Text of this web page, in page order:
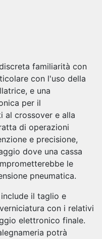
familiarità con
con l'uso della
e una
per il
al crossover e alla
di operazioni
e precisione,
dove una cassa
le
pneumatica.
il taglio e
con i relativi
elettronico finale.
potrà